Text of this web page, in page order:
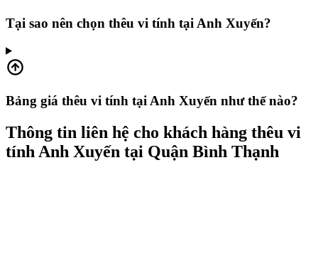
Tại sao nên chọn thêu vi tính tại Anh Xuyến?
Bảng giá thêu vi tính tại Anh Xuyến như thế nào?
Thông tin liên hệ cho khách hàng thêu vi
tính Anh Xuyến tại Quận Bình Thạnh